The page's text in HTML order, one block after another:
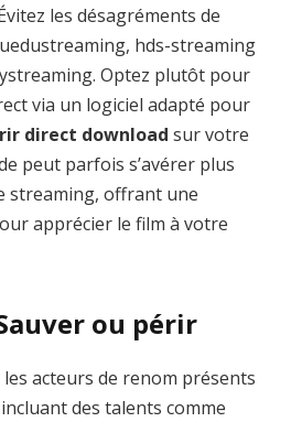
les désagréments de
hds-streaming
Optez plutôt pour
via un logiciel adapté pour
direct download sur votre
peut parfois s’avérer plus
streaming, offrant une
apprécier le film à votre
ou périr
acteurs de renom présents
des talents comme